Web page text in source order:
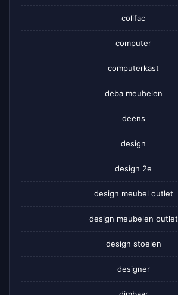
colifac
computer
computerkast
deba meubelen
deens
design
design 2e
design meubel outlet
design meubelen outlet
design stoelen
designer